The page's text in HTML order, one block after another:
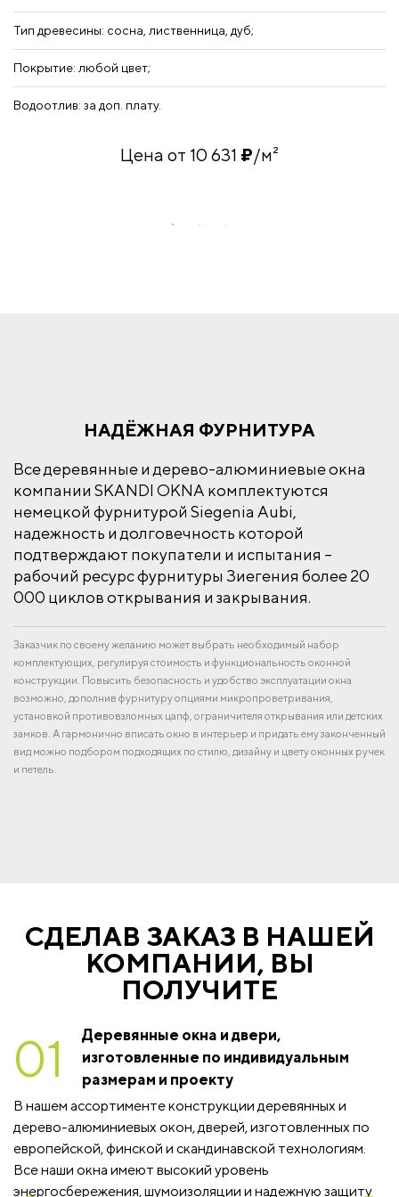
Тип древесины: сосна, лиственница, дуб;
Покрытие: любой цвет;
Водоотлив: за доп. плату.
Цена от 10 631 ₽/м²
НАДЁЖНАЯ ФУРНИТУРА
Все деревянные и дерево-алюминиевые окна
компании SKANDI OKNA комплектуются
немецкой фурнитурой Siegenia Aubi,
надежность и долговечность которой
подтверждают покупатели и испытания –
рабочий ресурс фурнитуры Зиегения более 20
000 циклов открывания и закрывания.
Заказчик по своему желанию может выбрать необходимый набор
комплектующих, регулируя стоимость и функциональность оконной
конструкции. Повысить безопасность и удобство эксплуатации окна
возможно, дополнив фурнитуру опциями микропроветривания,
установкой противовзломных цапф, ограничителя открывания или детских
замков. А гармонично вписать окно в интерьер и придать ему законченный
вид можно подбором подходящих по стилю, дизайну и цвету оконных ручек
и петель.
СДЕЛАВ ЗАКАЗ В НАШЕЙ
КОМПАНИИ, ВЫ
ПОЛУЧИТЕ
01
Деревянные окна и двери,
изготовленные по индивидуальным
размерам и проекту
В нашем ассортименте конструкции деревянных и
дерево-алюминиевых окон, дверей, изготовленных по
европейской, финской и скандинавской технологиям.
Все наши окна имеют высокий уровень
энергосбережения, шумоизоляции и надежную защиту